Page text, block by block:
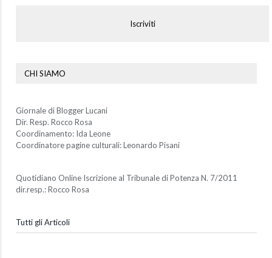
Iscriviti
CHI SIAMO
Giornale di Blogger Lucani
Dir. Resp. Rocco Rosa
Coordinamento: Ida Leone
Coordinatore pagine culturali: Leonardo Pisani
Quotidiano Online Iscrizione al Tribunale di Potenza N. 7/2011
dir.resp.: Rocco Rosa
Tutti gli Articoli